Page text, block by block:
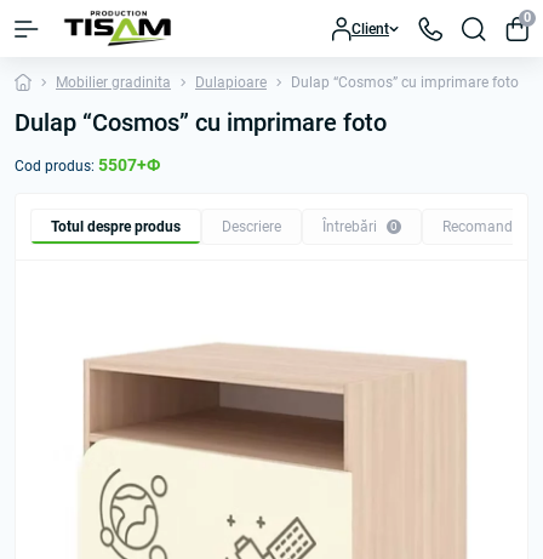
Client
0
Mobilier gradinita Dulapioare Dulap “Cosmos” cu imprimare foto
Dulap “Cosmos” cu imprimare foto
Cod produs: 5507+Ф
Totul despre produs Descriere Întrebări 0 Recomandăm